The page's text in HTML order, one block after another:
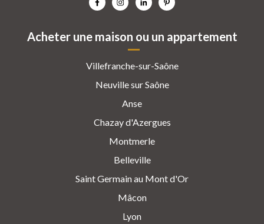
Acheter une maison ou un appartement
Villefranche-sur-Saône
Neuville sur Saône
Anse
Chazay d'Azergues
Montmerle
Belleville
Saint Germain au Mont d'Or
Mâcon
Lyon